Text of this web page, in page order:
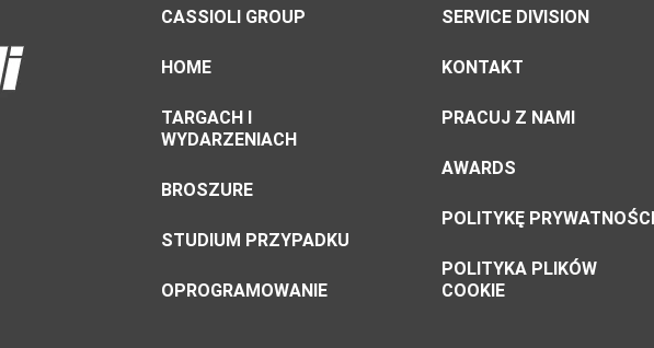
CASSIOLI GROUP
HOME
TARGACH I
WYDARZENIACH
BROSZURE
STUDIUM PRZYPADKU
OPROGRAMOWANIE
SERVICE DIVISION
KONTAKT
PRACUJ Z NAMI
AWARDS
POLITYKĘ PRYWATNOŚCI
POLITYKA PLIKÓW
COOKIE